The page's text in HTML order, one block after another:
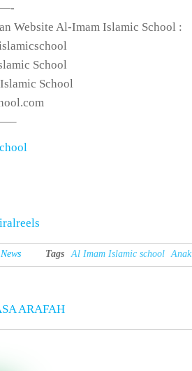
Website Al-Imam Islamic School :
School
School
News Tags Al Imam Islamic school Anak
ARAFAH